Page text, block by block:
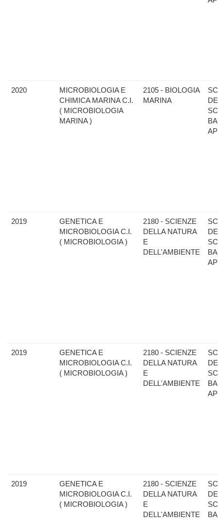
2020
MICROBIOLOGIA E
CHIMICA MARINA C.I.
( MICROBIOLOGIA
MARINA )
2105 - BIOLOGIA
MARINA
2019
GENETICA E
MICROBIOLOGIA C.I.
( MICROBIOLOGIA )
2180 - SCIENZE
DELLA NATURA
E
DELL'AMBIENTE
2019
GENETICA E
MICROBIOLOGIA C.I.
( MICROBIOLOGIA )
2180 - SCIENZE
DELLA NATURA
E
DELL'AMBIENTE
2019
GENETICA E
MICROBIOLOGIA C.I.
( MICROBIOLOGIA )
2180 - SCIENZE
DELLA NATURA
E
DELL'AMBIENTE